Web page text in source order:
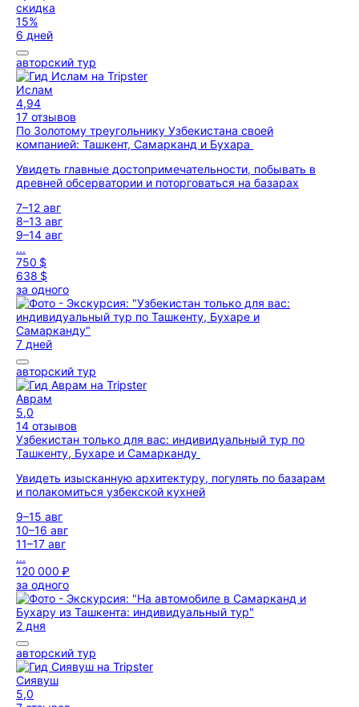
скидка
15%
6 дней
авторский тур
Ислам
4,94
17 отзывов
По Золотому треугольнику Узбекистана своей
компанией: Ташкент, Самарканд и Бухара
Увидеть главные достопримечательности, побывать в
древней обсерватории и поторговаться на базарах
7–12 авг
8–13 авг
9–14 авг
...
750 $
638 $
за одного
7 дней
авторский тур
Аврам
5,0
14 отзывов
Узбекистан только для вас: индивидуальный тур по
Ташкенту, Бухаре и Самарканду
Увидеть изысканную архитектуру, погулять по базарам
и полакомиться узбекской кухней
9–15 авг
10–16 авг
11–17 авг
...
120 000 ₽
за одного
2 дня
авторский тур
Сиявуш
5,0